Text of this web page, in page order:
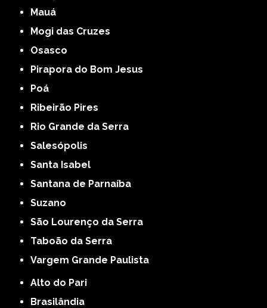
Mauá
Mogi das Cruzes
Osasco
Pirapora do Bom Jesus
Poá
Ribeirão Pires
Rio Grande da Serra
Salesópolis
Santa Isabel
Santana de Parnaíba
Suzano
São Lourenço da Serra
Taboão da Serra
Vargem Grande Paulista
Alto do Pari
Brasilândia